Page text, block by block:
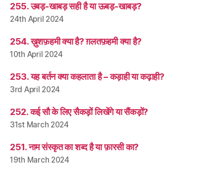
255. उबड़-खाबड़ सही है या ऊबड़-खाबड़?
24th April 2024
254. ख़ुशफ़हमी क्या है? ग़लतफ़हमी क्या है?
10th April 2024
253. यह बर्तन क्या कहलाता है – कड़ाही या कढ़ाही?
3rd April 2024
252. कई सौ के लिए सैकड़ों लिखेंगे या सैंकड़ों?
31st March 2024
251. नाम संस्कृत का शब्द है या फ़ारसी का?
19th March 2024